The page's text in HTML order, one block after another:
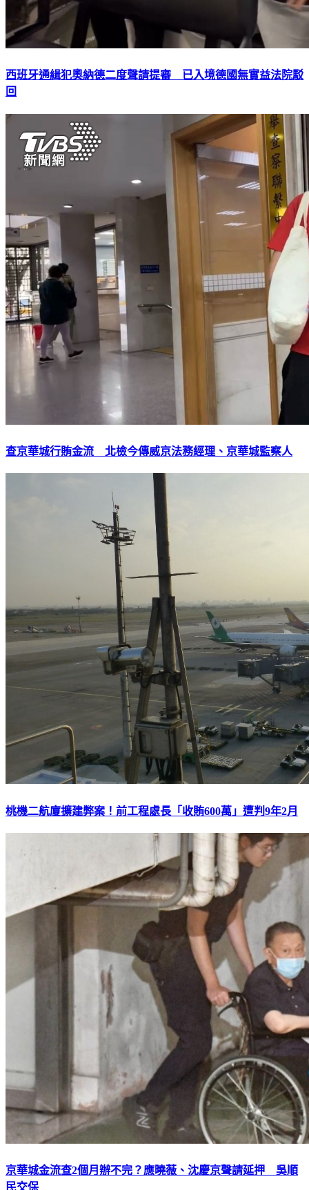
西班牙通緝犯奧納德二度聲請提審 已入境德國無實益法院駁
京華城金流查2個月辦不完？應曉薇、沈慶京聲請延押 吳順